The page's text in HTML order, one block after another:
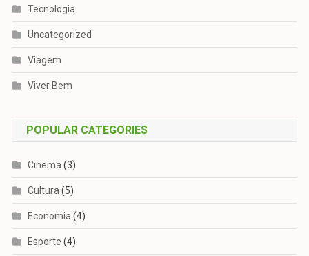
Tecnologia
Uncategorized
Viagem
Viver Bem
POPULAR CATEGORIES
Cinema (3)
Cultura (5)
Economia (4)
Esporte (4)